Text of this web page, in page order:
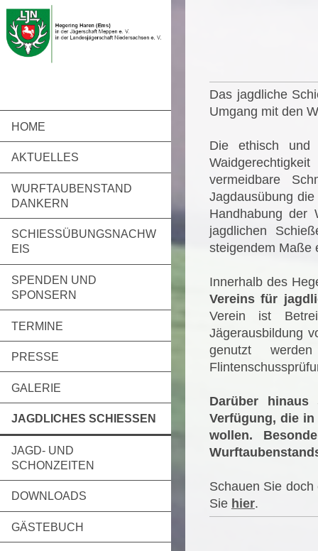
HOME
AKTUELLES
WURFTAUBENSTAND
DANKERN
SCHIESSÜBUNGSNACHWE
IS
SPENDEN UND
SPONSERN
TERMINE
PRESSE
GALERIE
JAGDLICHES SCHIESSEN
JAGD- UND
SCHONZEITEN
DOWNLOADS
GÄSTEBUCH
Das jagdliche
Umgang mit den
Die ethisch und
vermeidbare
Jagdausübung
Handhabung der
jagdlichen
steigendem Maße
Innerhalb des
Vereins für
Verein ist
Jägerausbildung
genutzt
Darüber hinaus
Verfügung, die
wollen.
Schauen Sie
Sie hier.